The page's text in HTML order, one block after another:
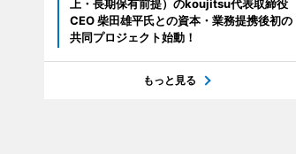
上・長期保有前提）のkoujitsu代表取締役
CEO 柴田雄平氏との資本・業務提携後初の
共同プロジェクト始動！
もっと見る